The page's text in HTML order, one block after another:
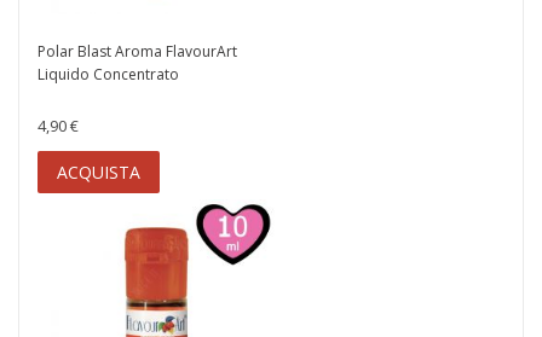
Polar Blast Aroma FlavourArt
Liquido Concentrato
4,90 €
ACQUISTA